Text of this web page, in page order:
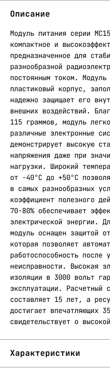
Описание
Модуль питания серии
компактное и
предназначенное для
разнообразной
постоянным током.
пластиковый корпус,
надежно защищает его
внешних воздействий.
115 граммов, модуль
различные электронные
демонстрирует высокую
напряжения даже при
нагрузки. Широкий
от -40°C до +50°C
в самых разнообразных
коэффициент полезного
70-80% обеспечивает
электрической энергии.
модуль оснащен защитой
которая позволяет
работоспособность после
неисправности. Высокая
изоляции в 3000 вольт
эксплуатации. Расчетный
составляет 15 лет, а
достигает впечатляющих
свидетельствует о
Характеристики